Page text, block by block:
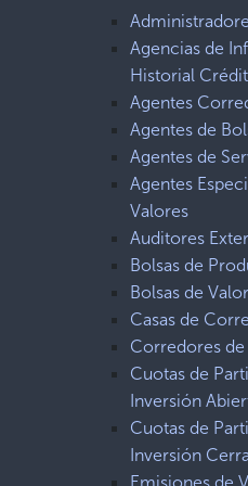
Agencias de
Historial
Agentes
Agentes de
Agentes de
Agentes
Valores
Auditores
Bolsas de
Bolsas de
Casas de
Corredores de
Cuotas de
Inversión
Cuotas de
Inversión